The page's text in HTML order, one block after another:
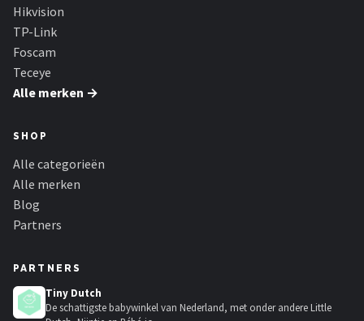
Hikvision
TP-Link
Foscam
Teceye
Alle merken →
SHOP
Alle categorieën
Alle merken
Blog
Partners
PARTNERS
Tiny Dutch
De schattigste babywinkel van Nederland, met onder andere Little